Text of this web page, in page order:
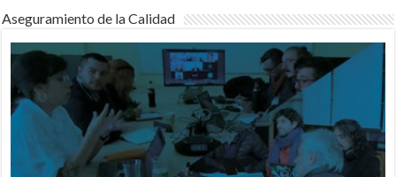
Aseguramiento de la Calidad